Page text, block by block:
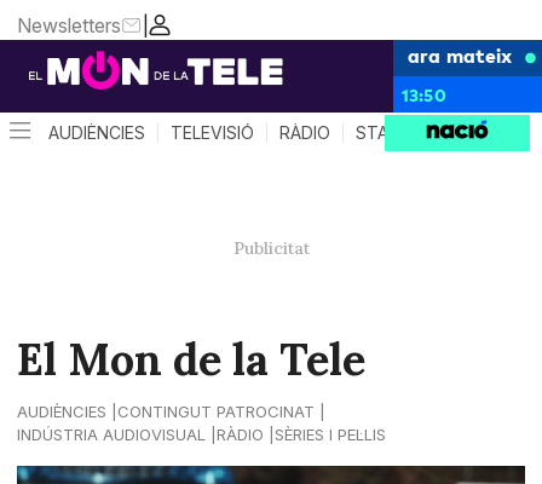
|
Newsletters
ara mateix
13:50
AUDIÈNCIES TELEVISIÓ RÀDIO STAR SYSTEM
El Mon de la Tele
AUDIÈNCIES
CONTINGUT PATROCINAT
INDÚSTRIA AUDIOVISUAL
RÀDIO SÈRIES I PEL·LIS